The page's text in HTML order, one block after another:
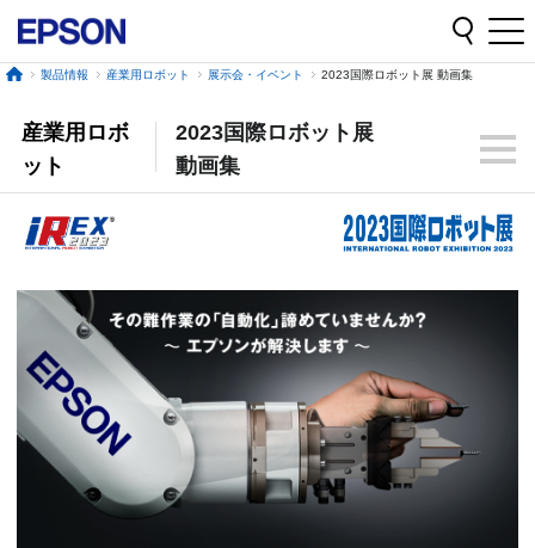
製品情報 産業用ロボット 展示会・イベント 2023国際ロボット展 動画集
産業用ロボ
ット
2023国際ロボット展
動画集